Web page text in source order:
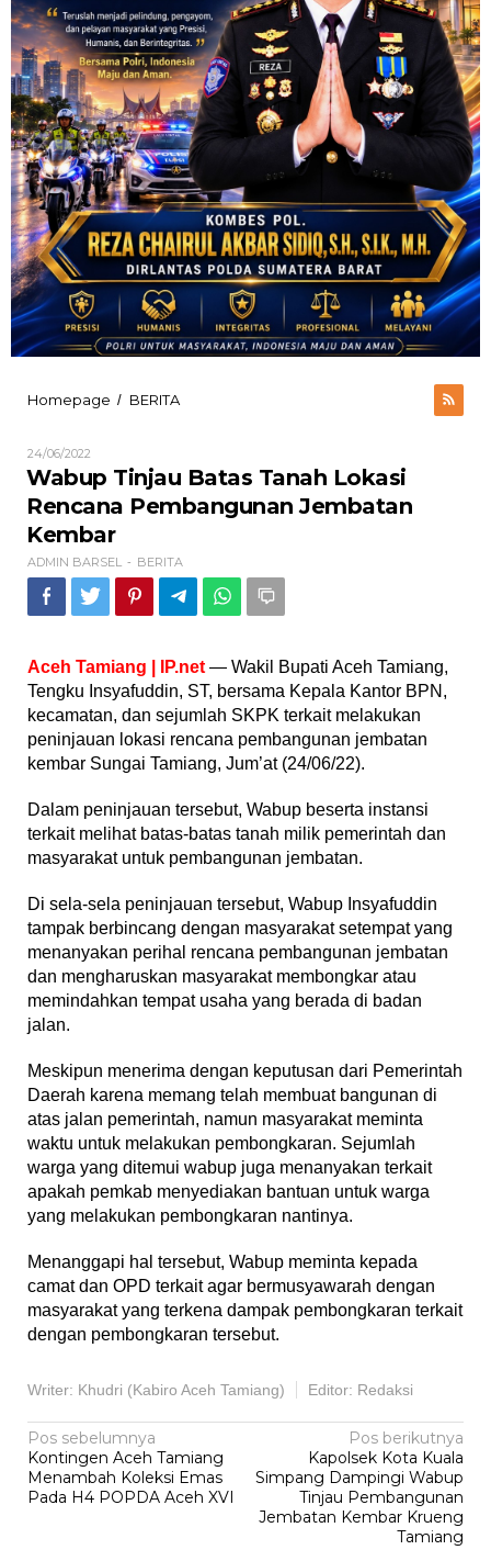
Homepage / BERITA
Lokasi
Rencana
Pembangunan
Kembar
24/06/2022
ADMIN
BARSEL
Wabup Tinjau Batas Tanah Lokasi
Rencana Pembangunan Jembatan
Kembar
ADMIN BARSEL - BERITA
Aceh Tamiang | IP.net — Wakil Bupati Aceh Tamiang,
Tengku Insyafuddin, ST, bersama Kepala Kantor BPN,
kecamatan, dan sejumlah SKPK terkait melakukan
peninjauan lokasi rencana pembangunan jembatan
kembar Sungai Tamiang, Jum’at (24/06/22).
Dalam peninjauan tersebut, Wabup beserta instansi
terkait melihat batas-batas tanah milik pemerintah dan
masyarakat untuk pembangunan jembatan.
Di sela-sela peninjauan tersebut, Wabup Insyafuddin
tampak berbincang dengan masyarakat setempat yang
menanyakan perihal rencana pembangunan jembatan
dan mengharuskan masyarakat membongkar atau
memindahkan tempat usaha yang berada di badan
jalan.
Meskipun menerima dengan keputusan dari Pemerintah
Daerah karena memang telah membuat bangunan di
atas jalan pemerintah, namun masyarakat meminta
waktu untuk melakukan pembongkaran. Sejumlah
warga yang ditemui wabup juga menanyakan terkait
apakah pemkab menyediakan bantuan untuk warga
yang melakukan pembongkaran nantinya.
Menanggapi hal tersebut, Wabup meminta kepada
camat dan OPD terkait agar bermusyawarah dengan
masyarakat yang terkena dampak pembongkaran terkait
dengan pembongkaran tersebut.
Writer: Khudri (Kabiro Aceh Tamiang) Editor: Redaksi
Navigasi
pos
Pos sebelumnya
Kontingen Aceh Tamiang
Menambah Koleksi Emas
Pada H4 POPDA Aceh XVI
Pos berikutnya
Kapolsek Kota Kuala
Simpang Dampingi Wabup
Tinjau Pembangunan
Jembatan Kembar Krueng
Tamiang